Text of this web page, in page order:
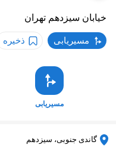
خیابان سیزدهم تهران
مسیریابی ذخیره
مسیریابی
گاندی جنوبی، سیزدهم